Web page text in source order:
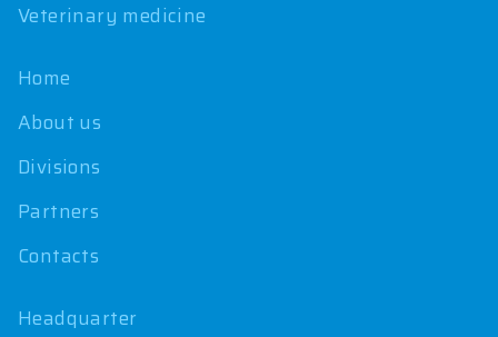
Veterinary medicine
Home
About us
Divisions
Partners
Contacts
Headquarter